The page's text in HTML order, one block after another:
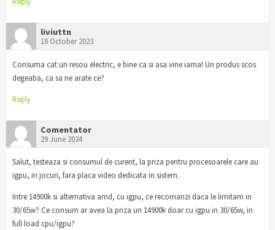
liviuttn
18 October 2023
Consuma cat un resou electric, e bine ca si asa vine iarna! Un produs scos
degeaba, ca sa ne arate ce?
Reply
Comentator
29 June 2024
Salut, testeaza si consumul de curent, la priza pentru procesoarele care au
igpu, in jocuri, fara placa video dedicata in sistem.
Intre 14900k si alternativa amd, cu igpu, ce recomanzi daca le limitam in
30/65w? Ce consum ar avea la priza un 14900k doar cu igpu in 30/65w, in
full load cpu/igpu?